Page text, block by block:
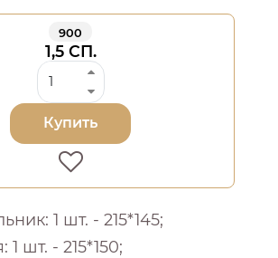
900
1,5 СП.
Купить
1 шт. - 215*145;
шт. - 215*150;